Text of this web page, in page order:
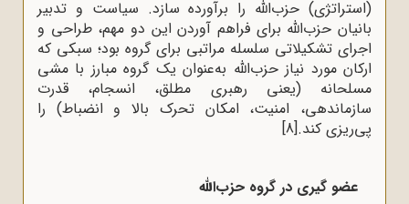
(استراتژی) حزب‌الله را برآورده سازد. سیاست و تدبیر
بانیان حزب‌الله برای فراهم آوردن این دو مهم، طراحی و
اجرای تشکیلاتی سلسله مراتبی برای گروه بود؛ سبکی که
ارکان مورد نیاز حزب‌الله به‌عنوان یک گروه مبارز با مشی
مسلحانه (یعنی رهبری مطلق، انسجام، قدرت
سازماندهی، امنیت، امکان تحرک بالا و انضباط) را
پی‌ریزی کند.[8]
عضو گیری در گروه حزب‌الله